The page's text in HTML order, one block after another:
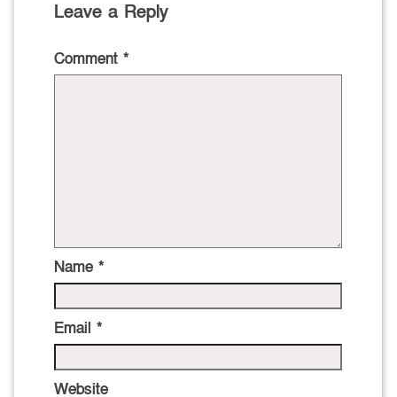
Leave a Reply
Comment *
Name *
Email *
Website